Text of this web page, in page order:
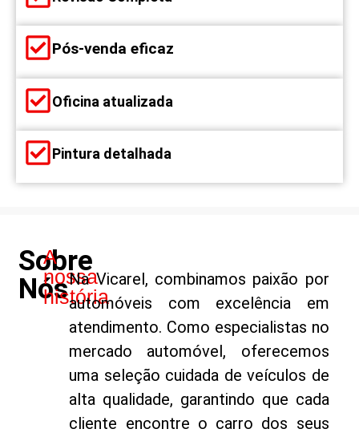
Pós-venda eficaz
Oficina atualizada
Pintura detalhada
Sobre
Nós
A
nossa
história
Na Vicarel, combinamos paixão por
automóveis com excelência em
atendimento. Como especialistas no
mercado automóvel, oferecemos
uma seleção cuidada de veículos de
alta qualidade, garantindo que cada
cliente encontre o carro dos seus